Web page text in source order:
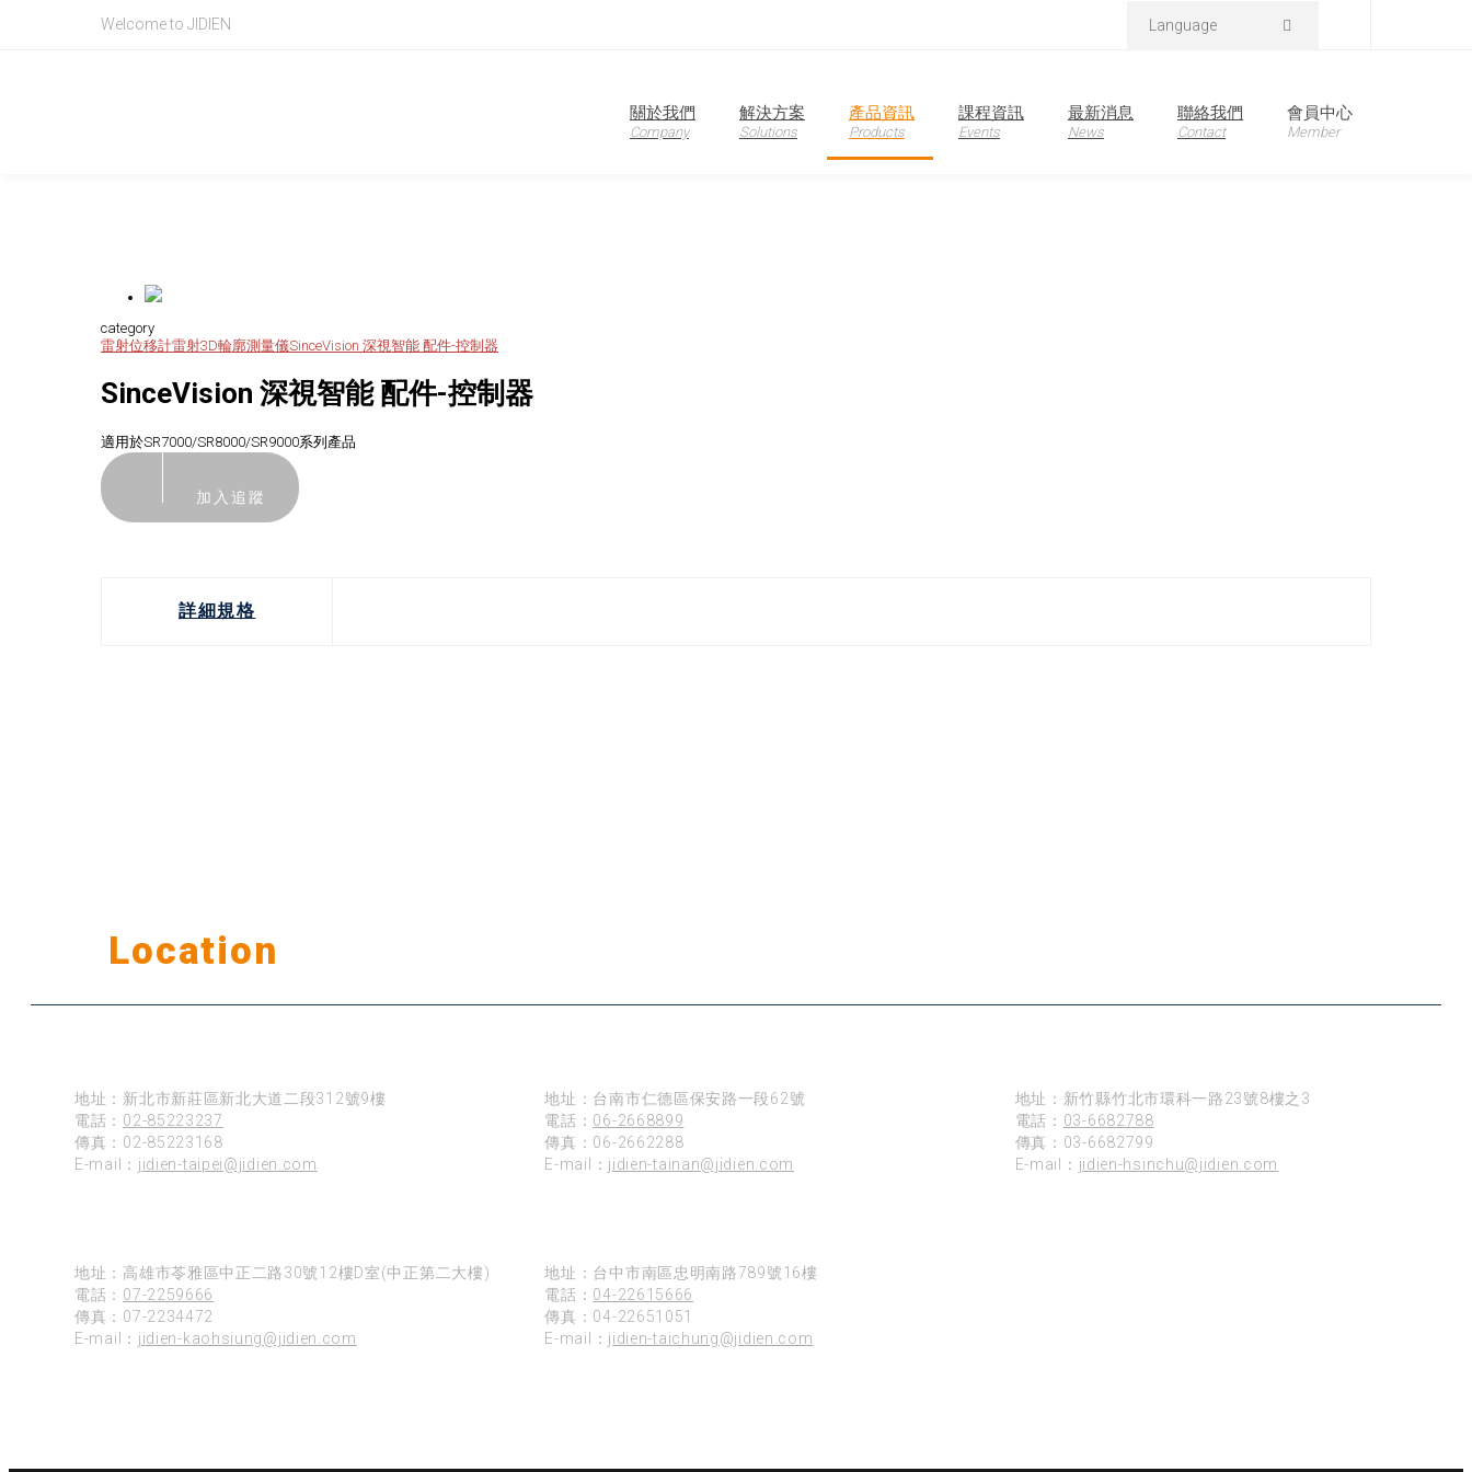
Welcome to JIDIEN Language
關於我們
Company
解決方案
Solutions
產品資訊
Products
課程資訊
Events
最新消息
News
聯絡我們
Contact
會員中心
Member
Product Introduction
category
雷射位移計雷射3D輪廓測量儀SinceVision 深視智能 配件-控制器
SinceVision 深視智能 配件-控制器
適用於SR7000/SR8000/SR9000系列產品
加入追蹤
詳細規格
Location
地址：新北市新莊區新北大道二段312號9樓
電話： 02-85223237
傳真：02-85223168
E-mail： jidien-taipei@jidien.com
地址：台南市仁德區保安路一段62號
電話： 06-2668899
傳真：06-2662288
E-mail： jidien-tainan@jidien.com
地址：新竹縣竹北市環科一路23號8樓之3
電話： 03-6682788
傳真：03-6682799
E-mail： jidien-hsinchu@jidien.com
地址：高雄市苓雅區中正二路30號12樓D室(中正第二大樓)
電話： 07-2259666
傳真：07-2234472
E-mail： jidien-kaohsiung@jidien.com
地址：台中市南區忠明南路789號16樓
電話： 04-22615666
傳真：04-22651051
E-mail： jidien-taichung@jidien.com